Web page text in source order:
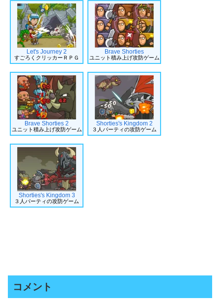
Let's Journey 2
すごろくクリッカーＲＰＧ
Brave Shorties
ユニット積み上げ攻防ゲーム
Brave Shorties 2
ユニット積み上げ攻防ゲーム
Shorties's Kingdom 2
３人パーティの攻防ゲーム
Shorties's Kingdom 3
３人パーティの攻防ゲーム
コメント